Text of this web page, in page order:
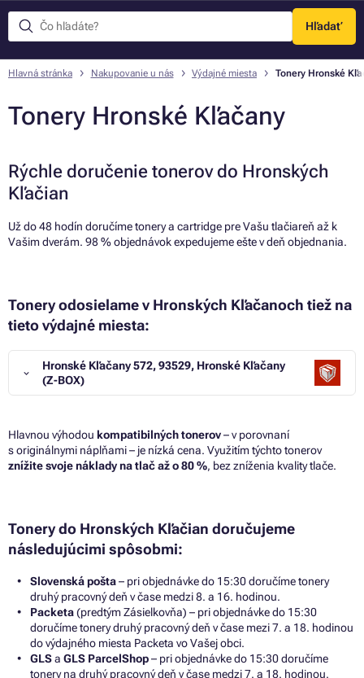
Hľadať
Menu
Hlavná stránka Nakupovanie u nás Výdajné miesta Tonery Hronské
Tonery Hronské Kľačany
Rýchle doručenie tonerov do Hronských
Kľačian
Už do 48 hodín doručíme tonery a cartridge pre Vašu tlačiareň až k
Vašim dverám. 98 % objednávok expedujeme ešte v deň objednania.
Tonery odosielame v Hronských Kľačanoch tiež na
tieto výdajné miesta:
Hronské Kľačany 572, 93529, Hronské Kľačany
(Z-BOX)
Hlavnou výhodou kompatibilných tonerov– v porovnaní
s originálnymi náplňami – je nízká cena. Využitím týchto tonerov
znížite svoje náklady na tlač až o 80 %, bez zníženia kvality tlače.
Tonery do Hronských Kľačian doručujeme
následujúcimi spôsobmi:
Slovenská pošta– pri objednávke do 15:30 doručíme tonery
druhý pracovný deň v čase medzi 8. a 16. hodinou.
Packeta(predtým Zásielkovňa) – pri objednávke do 15:30
doručíme tonery druhý pracovný deň v čase mezi 7. a 18. hodinou
do výdajného miesta Packeta vo Vašej obci.
GLSa GLS ParcelShop– pri objednávke do 15:30 doručíme
tonery na druhý pracovný deň v čase medzi 7. a 18. hodinou.